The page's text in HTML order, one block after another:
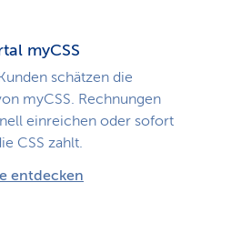
myCSS
schätzen die
myCSS. Rechnungen
einreichen oder sofort
CSS zahlt.
entdecken